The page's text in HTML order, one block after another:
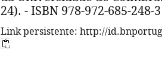
24). - ISBN 978-972-685-248-3
Link persistente: http://